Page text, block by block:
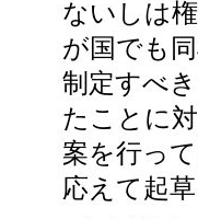
ないしは
が国でも
制定すべ
たことに
案を行っ
応えて起